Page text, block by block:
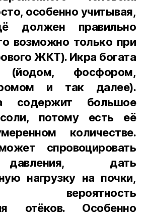
особенно учитывая,
должен правильно
возможно только при
ЖКТ). Икра богата
(йодом, фосфором,
и так далее).
содержит большое
потому есть её
количестве.
спровоцировать
дать
нагрузку на почки,
вероятность
отёков. Особенно